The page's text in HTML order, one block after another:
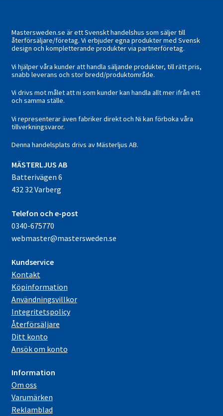
Mastersweden.se är ett Svenskt handelshus som säljer till
återförsäljare/företag. Vi erbjuder egna produkter med Svensk
design och kompletterande produkter via partnerföretag.
Vi hjälper våra kunder att handla säljande produkter, till rätt pris,
snabb leverans och stor bredd/produktområde.
Vi drivs mot målet att ni som kunder kan handla allt mer ifrån ett
och samma ställe.
Vi representerar även fabriker direkt och Ni kan förboka våra
tillverkningsvaror.
Denna handelsplats drivs av Mästerljus AB.
MÄSTERLJUS AB
Batterivägen 6
432 32 Varberg
Telefon och e-post
0340-675770
webmaster@mastersweden.se
Kundservice
Kontakt
Köpinformation
Användningsvillkor
Integritetspolicy
Återförsäljare
Ditt konto
Ansök om konto
Information
Om oss
Varumärken
Reklamblad